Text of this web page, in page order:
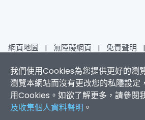
我們使用Cookies為您提供更好的瀏
瀏覽本網站而沒有更改您的私隱設定
用Cookies。如欲了解更多，請參閱
及收集個人資料聲明 。
網頁地圖 | 無障礙網頁 | 免責聲明 |
© 2026 賽馬會智家樂計劃 版權所有